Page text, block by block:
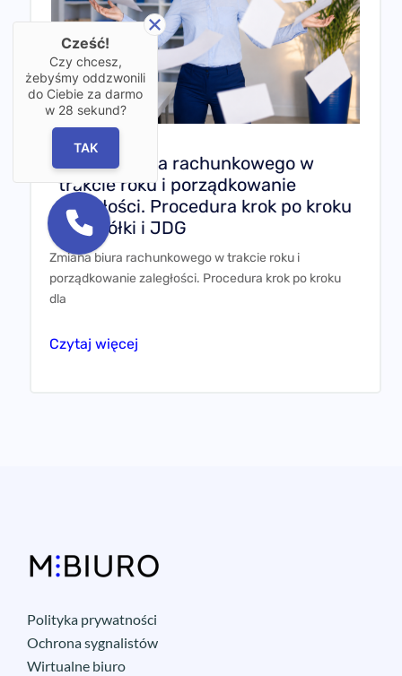
Zmiana biura rachunkowego w
trakcie roku i porządkowanie
zaległości. Procedura krok po kroku
dla spółki i JDG
Zmiana biura rachunkowego w trakcie roku i
porządkowanie zaległości. Procedura krok po kroku
dla
Czytaj więcej
Polityka prywatności
Ochrona sygnalistów
Wirtualne biuro
Cześć!
Czy chcesz,
żebyśmy oddzwonili
do Ciebie za darmo
w 28 sekund?
TAK